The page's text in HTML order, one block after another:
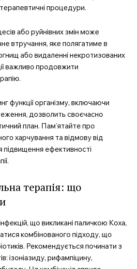
процедури.
або руйнівних змін може
втручання, яке полягатиме в
або видаленні некротизованих
важливо продовжити
функції організму, включаючи
дозволить своєчасно
план. Пам’ятайте про
харчування та відмову від
підвищення ефективності
терапія: що
що викликані паличкою Коха,
комбінованого підходу, що
Рекомендується починати з
ізоніазиду, рифампіцину,